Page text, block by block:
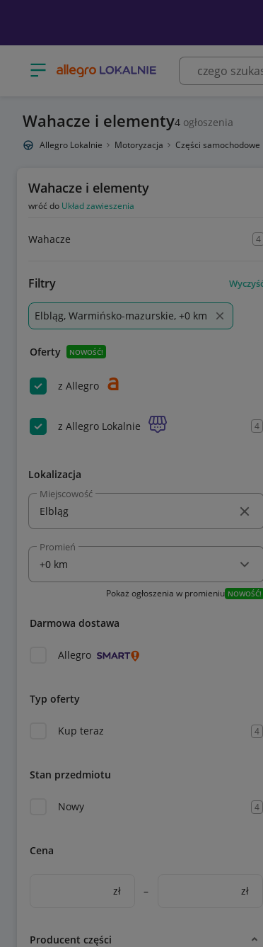
Otwórz menu z kategoriami
Wahacze i elementy4 ogłoszenia
Allegro Lokalnie Motoryzacja Części samochodowe
Wahacze i elementy
wróć do Układ zawieszenia
Wahacze 4
Filtry
Elbląg, Warmińsko-mazurskie, +0 km
Oferty NOWOŚĆ!
z Allegro
z Allegro Lokalnie 4
Lokalizacja
Miejscowość
Promień
Pokaż ogłoszenia w promieniu NOWOŚĆ!
Darmowa dostawa
Allegro
Typ oferty
Kup teraz 4
Stan przedmiotu
Nowy 4
Cena
zł – zł
Producent części